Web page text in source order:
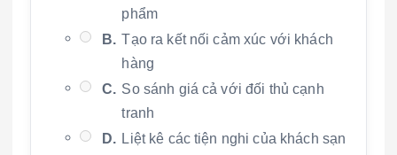
phẩm
B. Tạo ra kết nối cảm xúc với khách
hàng
C. So sánh giá cả với đối thủ cạnh
tranh
D. Liệt kê các tiện nghi của khách sạn